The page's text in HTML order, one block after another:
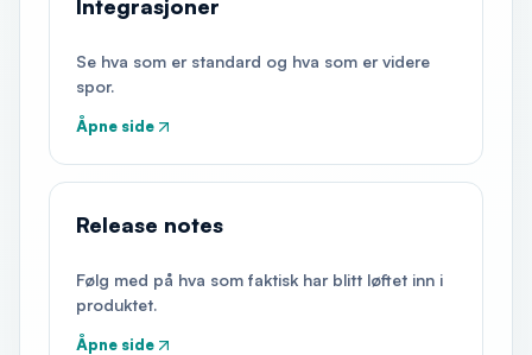
Integrasjoner
Se hva som er standard og hva som er videre
spor.
Åpne side
Release notes
Følg med på hva som faktisk har blitt løftet inn i
produktet.
Åpne side